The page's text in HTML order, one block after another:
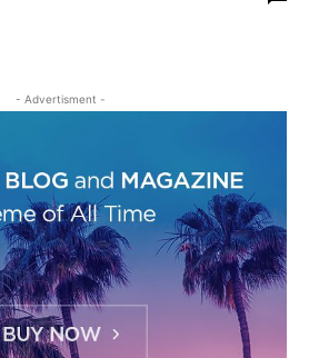
- Advertisment -